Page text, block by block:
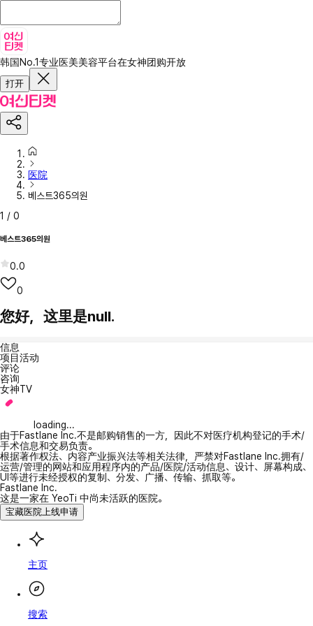
韩国No.1专业医美美容平台在女神团购开放
打开
医院
베스트365의원
1 / 0
베스트365의원
0.0
0
您好，这里是null.
信息
项目活动
评论
咨询
女神TV
loading...
由于Fastlane Inc.不是邮购销售的一方，因此不对医疗机构登记的手术/
手术信息和交易负责。
根据著作权法、内容产业振兴法等相关法律，严禁对Fastlane Inc.拥有/
运营/管理的网站和应用程序内的产品/医院/活动信息、设计、屏幕构成、
UI等进行未经授权的复制、分发、广播、传输、抓取等。
Fastlane Inc.
这是一家在 YeoTi 中尚未活跃的医院。
宝藏医院上线申请
主页
搜索